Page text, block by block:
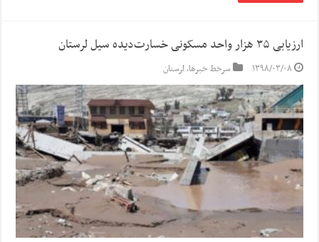
ارزیابی ۳۵ هزار واحد مسکونی خسارت‌دیده سیل لرستان
۱۳۹۸/۰۳/۰۸ سرخط خبرها,لرستان